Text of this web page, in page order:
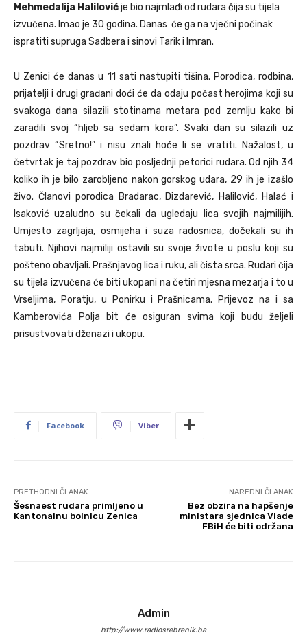
Mehmedalija Halilovićje bio najmlađi od rudara čija su tijela
izvučena. Imao je 30 godina. Danas će ga na vječni počinak
ispratiti supruga Sadbera i sinovi Tarik i Imran.
U Zenici će danas u 11 sati nastupiti tišina. Porodica, rodbina,
prijatelji i drugi građani doći će da odaju počast herojima koji su
svakoga dana silazili stotinama metara pod zemlju kako bi
zaradili svoj “hljeb sa sedam kora”. Svaki dan su silazili uz
pozdrav “Sretno!” i nisu znali hoće li se vratiti. Nažalost, u
četvrtak je taj pozdrav bio posljednji petorici rudara. Od njih 34
koliko ih je bilo zarobljeno nakon gorskog udara, 29 ih je izašlo
živo. Članovi porodica Bradarac, Dizdarević, Halilović, Halać i
Isaković uzaludno su čekali da ugledaju lica svojih najmilijih.
Umjesto zagrljaja, osmijeha i suza radosnica, dočekali su ih
tabuti. Njihovi najmiliji ostavili su svoje živote u poslu koji su
pošteno obavljali. Prašnjavog lica i ruku, ali čista srca. Rudari čija
su tijela izvučena će biti ukopani na četiri mjesna mezarja i to u
Vrseljima, Poratju, u Ponirku i Prašnicama. Prijevoz na i sa
Kamberovića Polja bit će osiguran svima koji budu željeli
prisustvovati dženazi i ukopu.
Facebook Viber
PRETHODNI ČLANAK
Šesnaest rudara primljeno u
Kantonalnu bolnicu Zenica
NAREDNI ČLANAK
Bez obzira na hapšenje
ministara sjednica Vlade
FBiH će biti održana
Admin
http://www.radiosrebrenik.ba